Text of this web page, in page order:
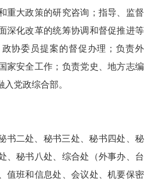
重大政策的研究咨询；指导、监督
深化改革的统筹协调和督促推进等
协委员提案的督促办理；负责外
家安全工作；负责党史、地方志编
党政综合部。
书二处、秘书三处、秘书四处、秘
、秘书八处、综合处（外事办、台
值班和信息处、会议处、机要保密